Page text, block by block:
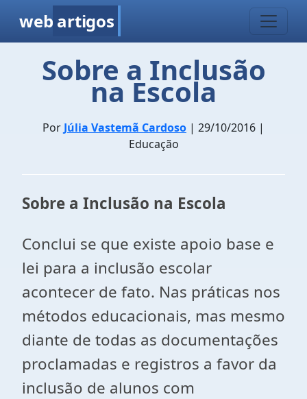
web artigos
Sobre a Inclusão
na Escola
Por Júlia Vastemã Cardoso | 29/10/2016 |
Educação
Sobre a Inclusão na Escola
Conclui se que existe apoio base e
lei para a inclusão escolar
acontecer de fato. Nas práticas nos
métodos educacionais, mas mesmo
diante de todas as documentações
proclamadas e registros a favor da
inclusão de alunos com